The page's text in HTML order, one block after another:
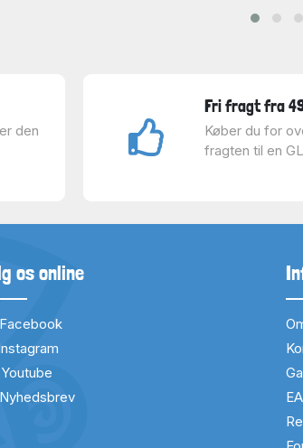
den
Fri fragt fra
Køber du for
fragten til en
os online
Facebook
Youtube
Nyhedsbrev